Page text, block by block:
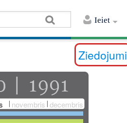
Ieiet
Ziedojumi
novembris decembris